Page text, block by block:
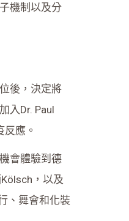
機制以及分
後，決定將
入Dr. Paul
應。
會體驗到德
，以及
、舞會和化裝